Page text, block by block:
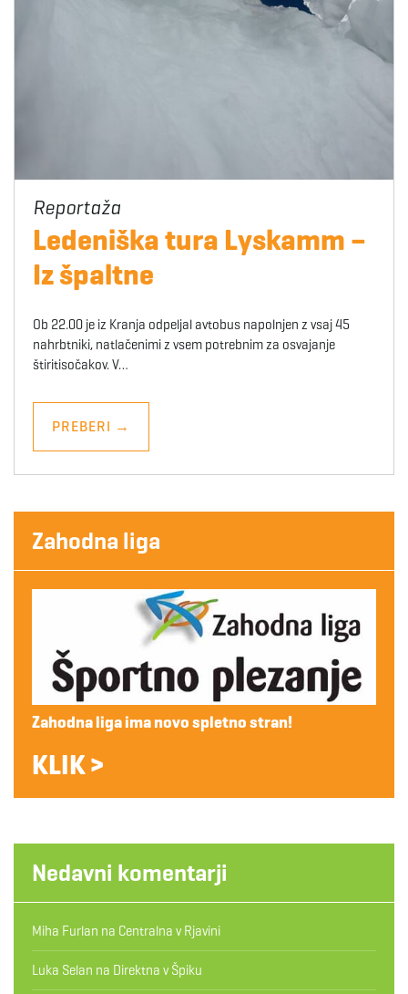
Ledeniška tura Lyskamm –
Iz špaltne
Ob 22.00 je iz Kranja odpeljal avtobus napolnjen z vsaj 45
nahrbtniki, natlačenimi z vsem potrebnim za osvajanje
štiritisočakov. V…
PREBERI →
Zahodna liga
Zahodna liga ima novo spletno stran!
KLIK >
Nedavni komentarji
Miha Furlan na Centralna v Rjavini
Luka Selan na Direktna v Špiku